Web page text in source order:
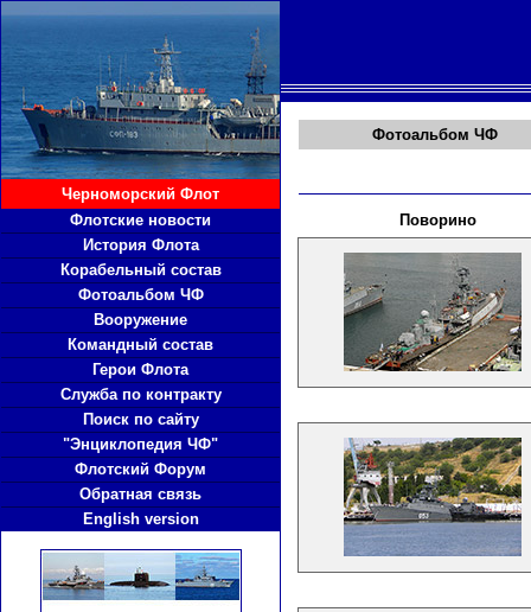
Черноморский Флот
Флотские новости
История Флота
Корабельный состав
Фотоальбом ЧФ
Вооружение
Командный состав
Герои Флота
Служба по контракту
Поиск по сайту
"Энциклопедия ЧФ"
Флотский Форум
Обратная связь
English version
Фотоальбом ЧФ
Поворино